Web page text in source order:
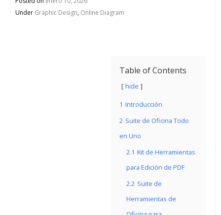
Under Graphic Design, Online Diagram
Table of Contents
hide
1 Introducción
2 Suite de Oficina Todo
en Uno
2.1 Kit de Herramientas
para Edición de PDF
2.2 Suite de
Herramientas de